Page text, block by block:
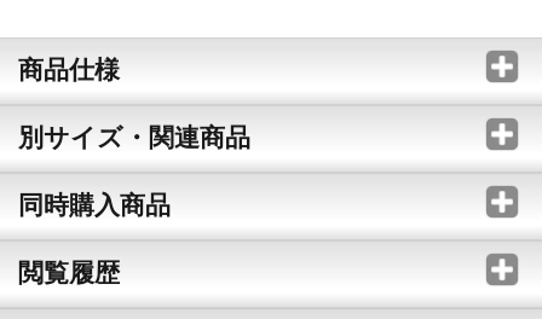
商品仕様
別サイズ・関連商品
同時購入商品
閲覧履歴